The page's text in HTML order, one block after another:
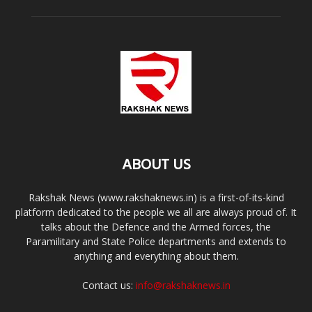
ABOUT US
Rakshak News (www.rakshaknews.in) is a first-of-its-kind
platform dedicated to the people we all are always proud of. It
talks about the Defence and the Armed forces, the
Paramilitary and State Police departments and extends to
anything and everything about them.
Contact us: info@rakshaknews.in